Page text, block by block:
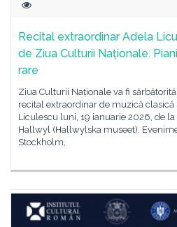
Recital extraordinar Adela
de Ziua Culturii Naționale.
rare
Ziua Culturii Naționale va fi
recital extraordinar de muzică
Liculescu luni, 19 ianuarie 2026, de
Hallwyl (Hallwylska museet).
Stockholm,